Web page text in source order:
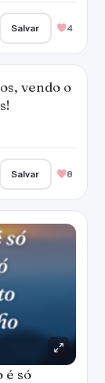
Salvar 4
vendo o
Salvar 8
é só